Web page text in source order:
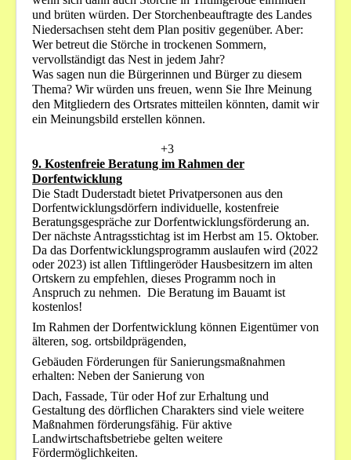
und brüten würden. Der Storchenbeauftragte des Landes
Niedersachsen steht dem Plan positiv gegenüber. Aber:
Wer betreut die Störche in trockenen Sommern,
vervollständigt das Nest in jedem Jahr?
Was sagen nun die Bürgerinnen und Bürger zu diesem
Thema? Wir würden uns freuen, wenn Sie Ihre Meinung
den Mitgliedern des Ortsrates mitteilen könnten, damit wir
ein Meinungsbild erstellen können.
+3
9. Kostenfreie Beratung im Rahmen der
Dorfentwicklung
Die Stadt Duderstadt bietet Privatpersonen aus den
Dorfentwicklungsdörfern individuelle, kostenfreie
Beratungsgespräche zur Dorfentwicklungsförderung an.
Der nächste Antragsstichtag ist im Herbst am 15. Oktober.
Da das Dorfentwicklungsprogramm auslaufen wird (2022
oder 2023) ist allen Tiftlingeröder Hausbesitzern im alten
Ortskern zu empfehlen, dieses Programm noch in
Anspruch zu nehmen. Die Beratung im Bauamt ist
kostenlos!
Im Rahmen der Dorfentwicklung können Eigentümer von
älteren, sog. ortsbildprägenden,
Gebäuden Förderungen für Sanierungsmaßnahmen
erhalten: Neben der Sanierung von
Dach, Fassade, Tür oder Hof zur Erhaltung und
Gestaltung des dörflichen Charakters sind viele weitere
Maßnahmen förderungsfähig. Für aktive
Landwirtschaftsbetriebe gelten weitere
Fördermöglichkeiten.